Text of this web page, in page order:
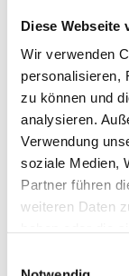
Diese Webseite
Wir verwenden
personalisieren,
zu können und
analysieren.
Verwendung
soziale Medien,
Partner führen
weiteren Daten